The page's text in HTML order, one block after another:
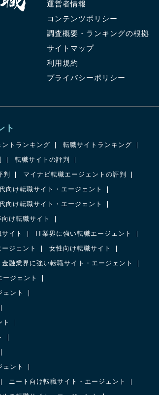
運営者情報
コンテンツポリシー
調査概要・ランキングの根拠
サイトマップ
利用規約
プライバシーポリシー
ト
ントランキング 転職サイトランキング
転職サイトの評判
判 マイナビ転職エージェントの評判
向け転職サイト・エージェント
向け転職サイト・エージェント
け転職サイト
イト IT業界に強い転職エージェント
ジェント 女性向け転職サイト
金融業界に強い転職サイト・エージェント
ジェント
ェント
ト
ェント
ニート向け転職サイト・エージェント